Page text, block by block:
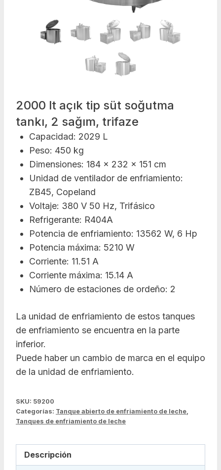
2000 lt açık tip süt soğutma
tankı, 2 sağım, trifaze
Capacidad: 2029 L
Peso: 450 kg
Dimensiones: 184 x 232 x 151 cm
Unidad de ventilador de enfriamiento:
ZB45, Copeland
Voltaje: 380 V 50 Hz, Trifásico
Refrigerante: R404A
Potencia de enfriamiento: 13562 W, 6 Hp
Potencia máxima: 5210 W
Corriente: 11.51 A
Corriente máxima: 15.14 A
Número de estaciones de ordeño: 2
La unidad de enfriamiento de estos tanques
de enfriamiento se encuentra en la parte
inferior.
Puede haber un cambio de marca en el equipo
de la unidad de enfriamiento.
SKU: 59200
Categorías: Tanque abierto de enfriamiento de leche,
Tanques de enfriamiento de leche
Descripción